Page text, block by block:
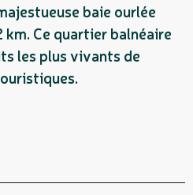
baie ourlée
km. Ce quartier balnéaire
les plus vivants de